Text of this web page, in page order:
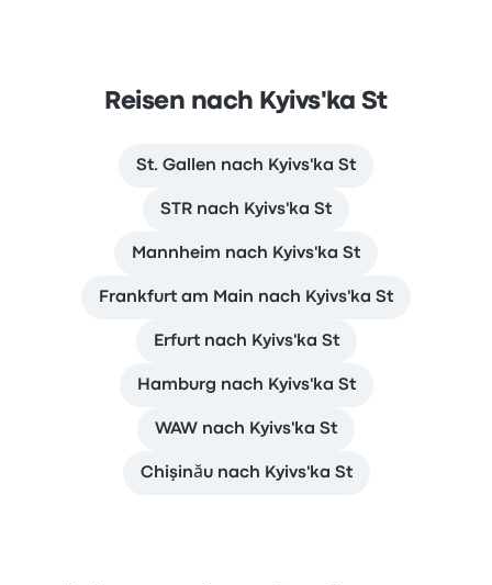
Reisen nach Kyivs'ka St
St. Gallen nach Kyivs'ka St
STR nach Kyivs'ka St
Mannheim nach Kyivs'ka St
Frankfurt am Main nach Kyivs'ka St
Erfurt nach Kyivs'ka St
Hamburg nach Kyivs'ka St
WAW nach Kyivs'ka St
Chişinău nach Kyivs'ka St